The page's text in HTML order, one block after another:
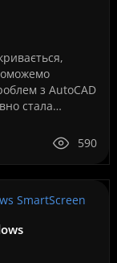
з AutoCAD
стала
590